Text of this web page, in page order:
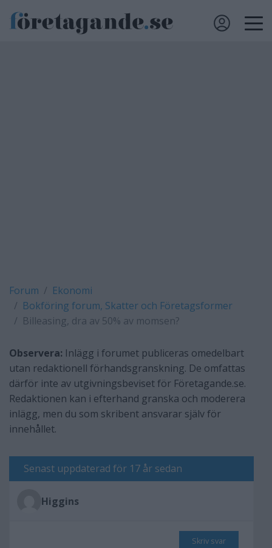
Forum
Ekonomi
Bokföring forum, Skatter och Företagsformer
Billeasing, dra av 50% av momsen?
Observera: Inlägg i forumet publiceras omedelbart
utan redaktionell förhandsgranskning. De omfattas
därför inte av utgivningsbeviset för Företagande.se.
Redaktionen kan i efterhand granska och moderera
inlägg, men du som skribent ansvarar själv för
innehållet.
Senast uppdaterad för 17 år sedan
Higgins
Skriv svar